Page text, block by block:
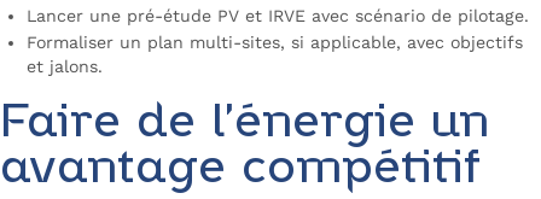
Lancer une pré-étude PV et IRVE avec scénario de pilotage.
Formaliser un plan multi-sites, si applicable, avec objectifs
et jalons.
Faire de l’énergie un
avantage compétitif